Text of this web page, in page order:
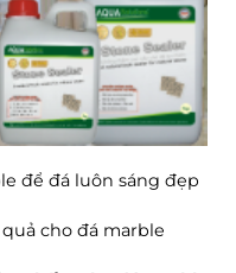
để đá luôn sáng đẹp
cho đá marble